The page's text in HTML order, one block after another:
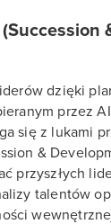
dzięki
przez
się z lukami
&
przyszłych
talentów